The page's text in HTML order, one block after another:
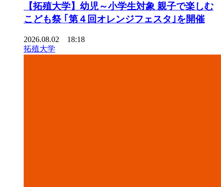
【拓殖大学】幼児～小学生対象 親子で楽しむ
こども祭 ｢第４回オレンジフェスタ｣を開催
2026.08.02 18:18
拓殖大学